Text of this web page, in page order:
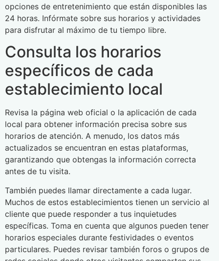
opciones de entretenimiento que están disponibles las
24 horas. Infórmate sobre sus horarios y actividades
para disfrutar al máximo de tu tiempo libre.
Consulta los horarios
específicos de cada
establecimiento local
Revisa la página web oficial o la aplicación de cada
local para obtener información precisa sobre sus
horarios de atención. A menudo, los datos más
actualizados se encuentran en estas plataformas,
garantizando que obtengas la información correcta
antes de tu visita.
También puedes llamar directamente a cada lugar.
Muchos de estos establecimientos tienen un servicio al
cliente que puede responder a tus inquietudes
específicas. Toma en cuenta que algunos pueden tener
horarios especiales durante festividades o eventos
particulares. Puedes revisar también foros o grupos de